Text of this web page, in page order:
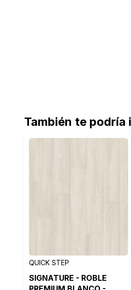
También te podría
QUICK STEP
SIGNATURE - ROBLE